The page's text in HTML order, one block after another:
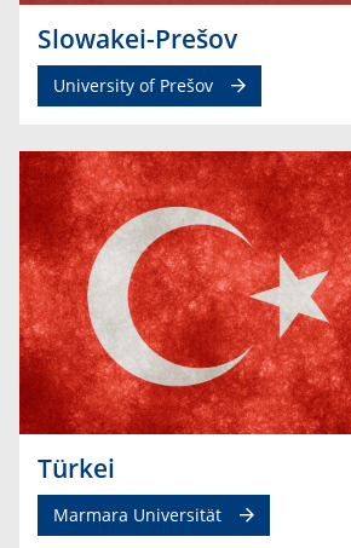
Slowakei-Prešov
University of Prešov
Türkei
Marmara Universität